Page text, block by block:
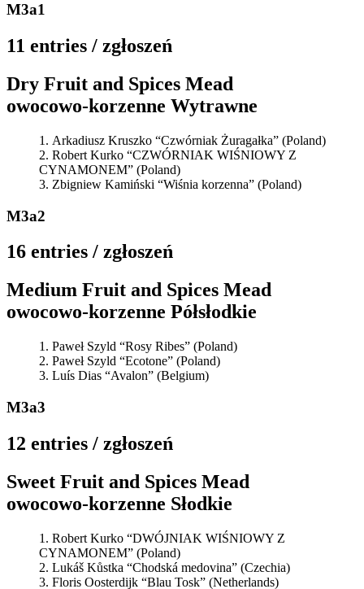
M3a1
11 entries / zgłoszeń
Dry Fruit and Spices Mead
owocowo-korzenne Wytrawne
Arkadiusz Kruszko “Czwórniak Żuragałka” (Poland)
Robert Kurko “CZWÓRNIAK WIŚNIOWY Z
CYNAMONEM” (Poland)
Zbigniew Kamiński “Wiśnia korzenna” (Poland)
M3a2
16 entries / zgłoszeń
Medium Fruit and Spices Mead
owocowo-korzenne Półsłodkie
Paweł Szyld “Rosy Ribes” (Poland)
Paweł Szyld “Ecotone” (Poland)
Luís Dias “Avalon” (Belgium)
M3a3
12 entries / zgłoszeń
Sweet Fruit and Spices Mead
owocowo-korzenne Słodkie
Robert Kurko “DWÓJNIAK WIŚNIOWY Z
CYNAMONEM” (Poland)
Lukáš Kůstka “Chodská medovina” (Czechia)
Floris Oosterdijk “Blau Tosk” (Netherlands)